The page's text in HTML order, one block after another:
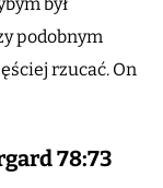
był
podobnym
rzucać. On
78:73